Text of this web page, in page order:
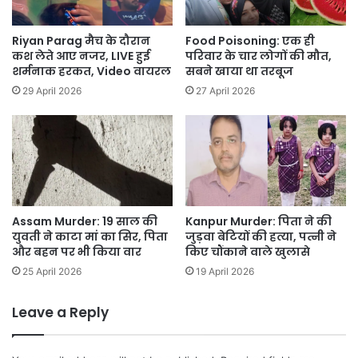
Riyan Parag मैच के दौरान
कश लेते आए नजर, LIVE हुई
शर्मनाक हरकत, Video वायरल
29 April 2026
Food Poisoning: एक ही
परिवार के चार लोगों की मौत,
सबने खाया था तरबूज
27 April 2026
Assam Murder: 19 साल की
युवती ने काटा मां का सिर, पिता
और बहन पर भी किया वार
25 April 2026
Kanpur Murder: पिता ने की
जुड़वा बेटियों की हत्या, पत्नी ने
किए चौंकाने वाले खुलासे
19 April 2026
Leave a Reply